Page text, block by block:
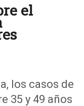
el
los casos de
35 y 49 años